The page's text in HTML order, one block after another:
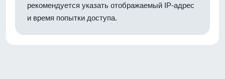
рекомендуется указать отображаемый IP-адрес
и время попытки доступа.